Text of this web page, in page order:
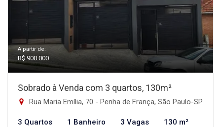
A partir de:
R$ 900.000
Sobrado à Venda com 3 quartos, 130m²
Rua Maria Emília, 70 - Penha de França, São Paulo-SP
3 Quartos 1 Banheiro 3 Vagas 130 m²